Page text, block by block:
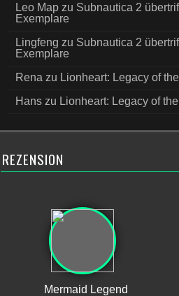
Leo Map zu Subnautica 2
Exemplare
Lingfeng zu Subnautica 2
Exemplare
Rena zu Lionheart: Legacy of
Hans zu Lionheart: Legacy of
REZENSION
Mermaid Legend